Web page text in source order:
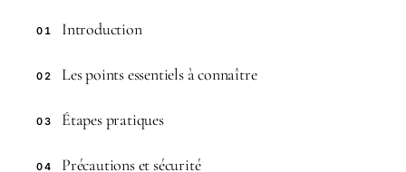
01 Introduction
02 Les points essentiels à connaître
03 Étapes pratiques
04 Précautions et sécurité